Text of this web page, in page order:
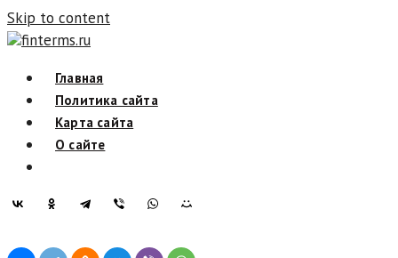
Skip to content
finterms.ru
Главная
Политика сайта
Карта сайта
О сайте